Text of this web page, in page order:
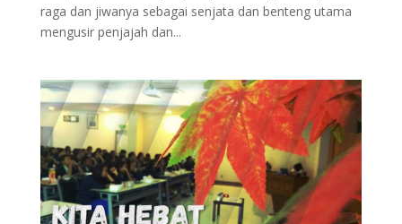
raga dan jiwanya sebagai senjata dan benteng utama
mengusir penjajah dan...